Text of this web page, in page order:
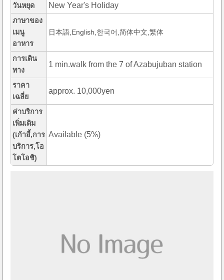
วันหยุด New Year's Holiday
ภาษาของ
เมนู
อาหาร
日本語,English,한국어,简体中文,繁体
การเดิน
ทาง
1 min.walk from the 7 of Azabujuban station
ราคา
เฉลี่ย
approx. 10,000yen
ค่าบริการ
เพิ่มเติม
(เก้าอี้,การ
บริการ,โอ
โตโอชิ)
Available (5%)